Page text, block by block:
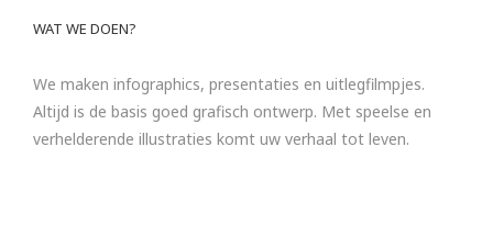
WAT WE DOEN?
We maken infographics, presentaties en uitlegfilmpjes.
Altijd is de basis goed grafisch ontwerp. Met speelse en
verhelderende illustraties komt uw verhaal tot leven.